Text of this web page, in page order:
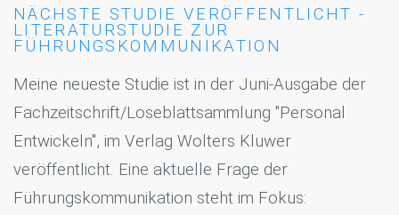
NÄCHSTE STUDIE VERÖFFENTLICHT -
LITERATURSTUDIE ZUR
FÜHRUNGSKOMMUNIKATION
Meine neueste Studie ist in der Juni-Ausgabe der
Fachzeitschrift/Loseblattsammlung "Personal
Entwickeln", im Verlag Wolters Kluwer
veröffentlicht. Eine aktuelle Frage der
Führungskommunikation steht im Fokus: